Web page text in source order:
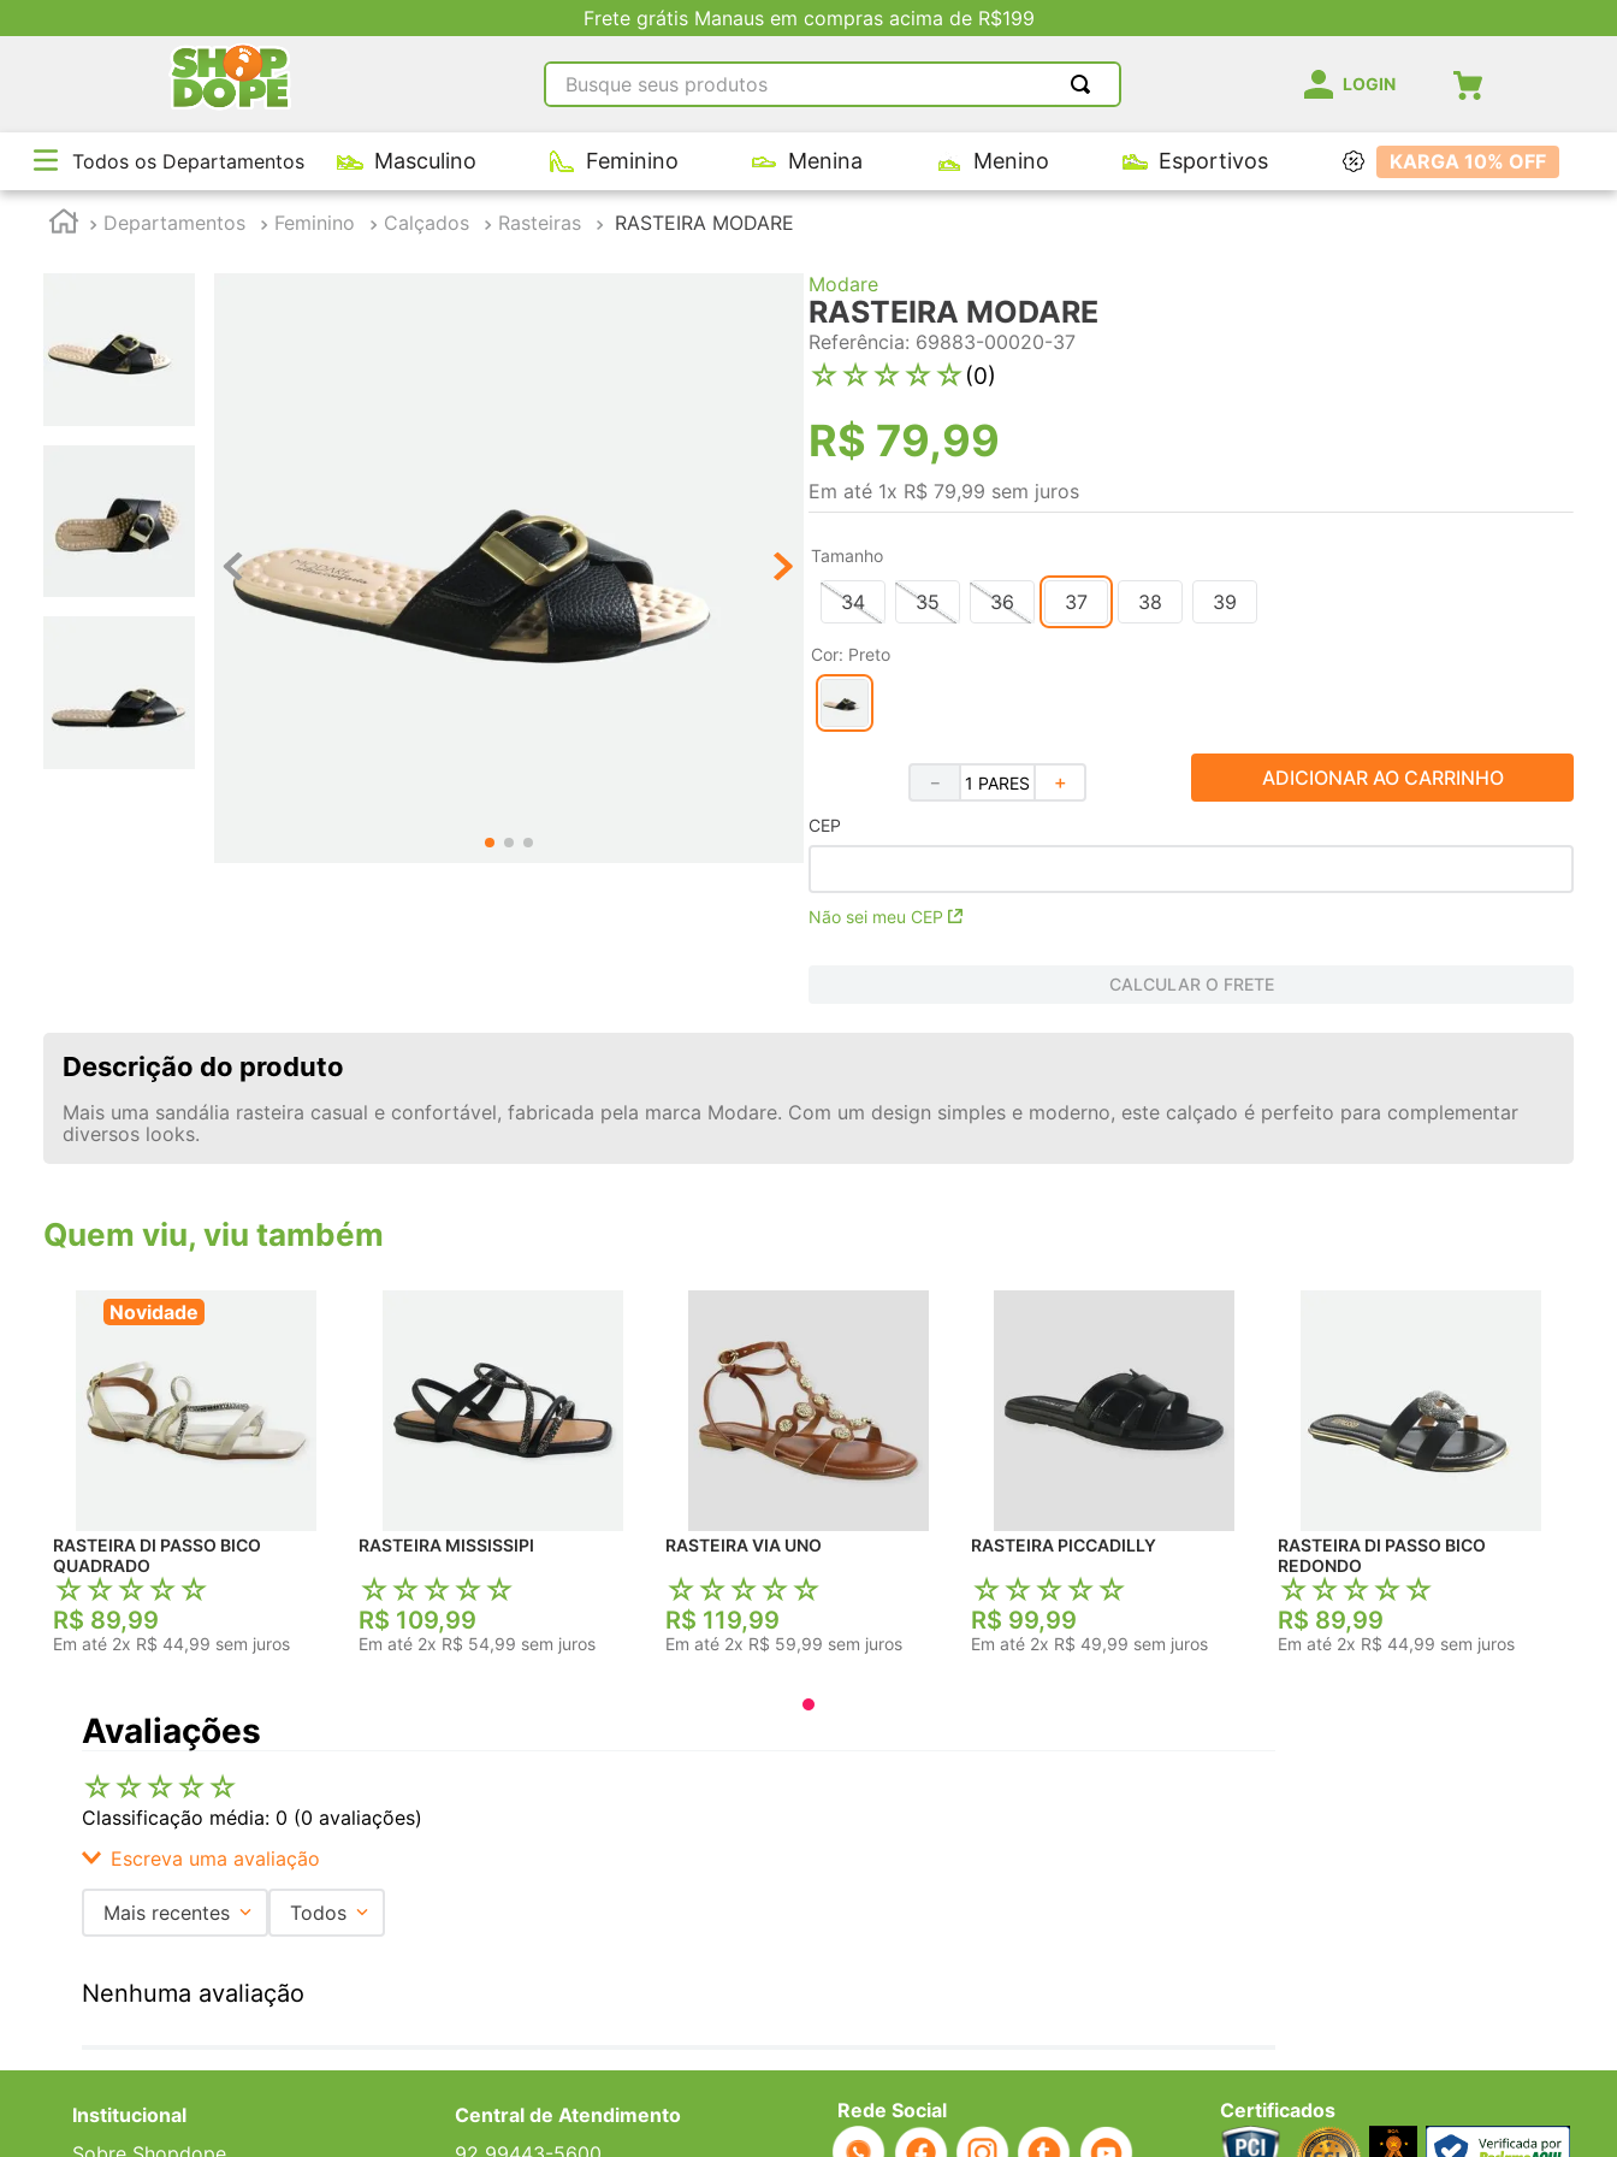
Descontos Exclusivos no Site
Busque seus produtos LOGIN
Todos os Departamentos Masculino Feminino Menina Menino Esportivos KARGA 10% OFF
Departamentos Feminino Calçados Rasteiras RASTEIRA MODARE
Modare
RASTEIRA MODARE
Referência: 69883-00020-37
☆☆☆☆☆(0)
R$ 79,99
Em até 1x R$ 79,99 sem juros
Tamanho
34 35 36 37 38 39
Cor: Preto
＋
－ ADICIONAR AO CARRINHO
CEP
Não sei meu CEP
CALCULAR O FRETE
Descrição do produto
Mais uma sandália rasteira casual e confortável, fabricada pela marca Modare. Com um design simples e moderno, este calçado é perfeito para complementar
diversos looks.
Quem viu, viu também
Novidade
RASTEIRA DI PASSO BICO
QUADRADO
☆☆☆☆☆
R$ 89,99
Em até 2x R$ 44,99 sem juros
RASTEIRA MISSISSIPI
☆☆☆☆☆
R$ 109,99
Em até 2x R$ 54,99 sem juros
RASTEIRA VIA UNO
☆☆☆☆☆
R$ 119,99
Em até 2x R$ 59,99 sem juros
RASTEIRA PICCADILLY
☆☆☆☆☆
R$ 99,99
Em até 2x R$ 49,99 sem juros
RASTEIRA DI PASSO BICO
REDONDO
☆☆☆☆☆
R$ 89,99
Em até 2x R$ 44,99 sem juros
Avaliações
☆☆☆☆☆
Classificação média: 0 (0 avaliações)
Escreva uma avaliação
Título
Avalie o produto de 1 a 5 estrelas
★ ★
Mais recentes Todos
Nenhuma avaliação
Institucional
Central de Atendimento
Rede Social Certificados
TERMOS MAIS BUSCADOS
tênis masculino
tenis feminino